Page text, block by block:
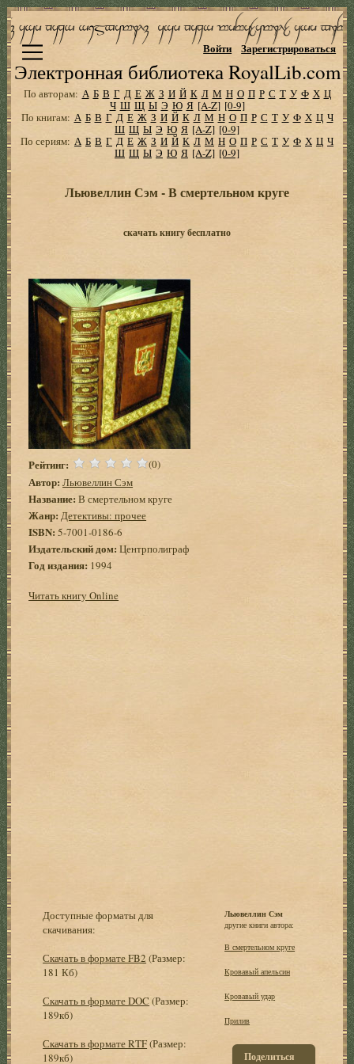
Электронная библиотека RoyalLib.com
Войти Зарегистрироваться
По авторам: А Б В Г Д Е Ж З И Й К Л М Н О П Р С Т У Ф Х Ц
Ч Ш Щ Ы Э Ю Я [A-Z] [0-9]
По книгам: А Б В Г Д Е Ж З И Й К Л М Н О П Р С Т У Ф Х Ц Ч
Ш Щ Ы Э Ю Я [A-Z] [0-9]
По сериям: А Б В Г Д Е Ж З И Й К Л М Н О П Р С Т У Ф Х Ц Ч
Ш Щ Ы Э Ю Я [A-Z] [0-9]
Льювеллин Сэм - В смертельном круге
скачать книгу бесплатно
Рейтинг: (0)
Автор: Льювеллин Сэм
Название: В смертельном круге
Жанр: Детективы: прочее
ISBN: 5-7001-0186-6
Издательский дом: Центрполиграф
Год издания: 1994
Читать книгу Online
Доступные форматы для
скачивания:
Скачать в формате FB2 (Размер:
181 Кб)
Скачать в формате DOC (Размер:
189кб)
Скачать в формате RTF(Размер:
189кб)
Льювеллин Сэм
другие книги автора:
В смертельном круге
Кровавый апельсин
Кровавый удар
Прилив
Поделиться